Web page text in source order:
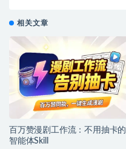
相关文章
百万赞漫剧工作流：不用抽卡的
智能体Skill